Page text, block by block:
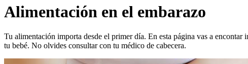
Alimentación en el embarazo
Tu alimentación importa desde el primer día. En esta página vas a encontar
tu bebé. No olvides consultar con tu médico de cabecera.